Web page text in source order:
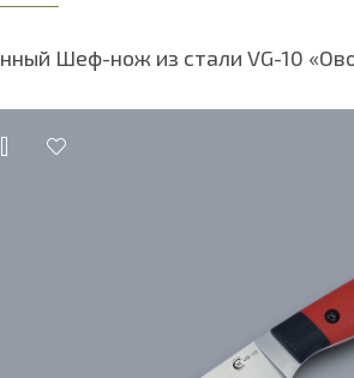
Шеф-нож из стали VG-10